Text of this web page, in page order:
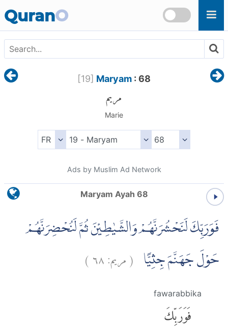
QuranO
[19] Maryam: 68
مريم
Marie
Ads by Muslim Ad Network
Maryam Ayah 68
فَوَرَبِّكَ لَنَحْشُرَنَّهُمْ وَالشَّيٰطِيْنَ ثُمَّ لَنُحْضِرَنَّهُمْ
حَوْلَ جَهَنَّمَ جِثِيًّا (مريم:٦٨)
fawarabbika
فَوَرَبِّكَ